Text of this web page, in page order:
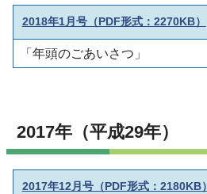
2018年1月号（PDF形式：2270KB）
「年頭のごあいさつ」
2017年（平成29年）
2017年12月号（PDF形式：2180KB）